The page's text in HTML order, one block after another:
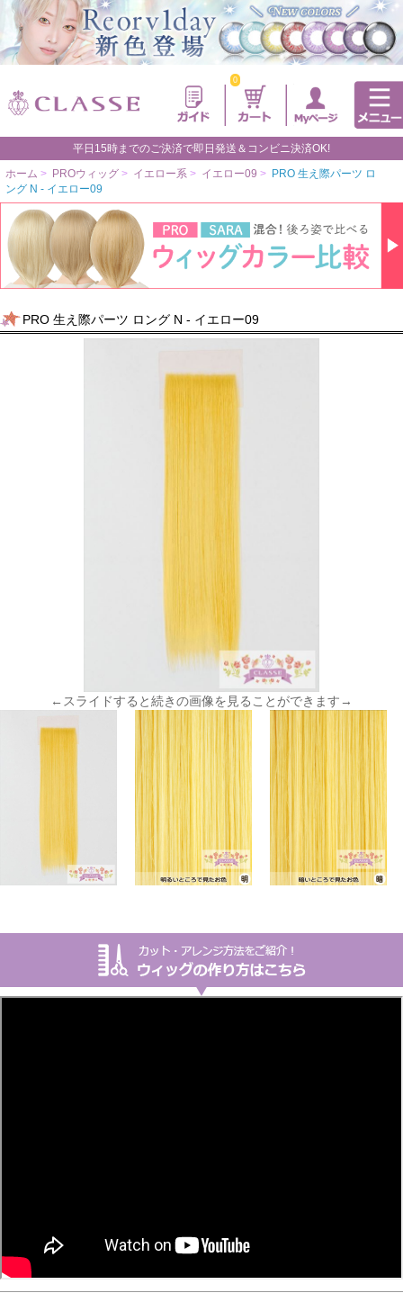
0
平日15時までのご決済で即日発送＆コンビニ決済OK!
ホーム > PROウィッグ > イエロー系 > イエロー09 > PRO 生え際パーツ ロ
ング N - イエロー09
PRO 生え際パーツ ロング N - イエロー09
←スライドすると続きの画像を見ることができます→